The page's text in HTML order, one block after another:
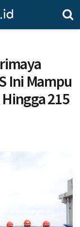
Ini Mampu
215